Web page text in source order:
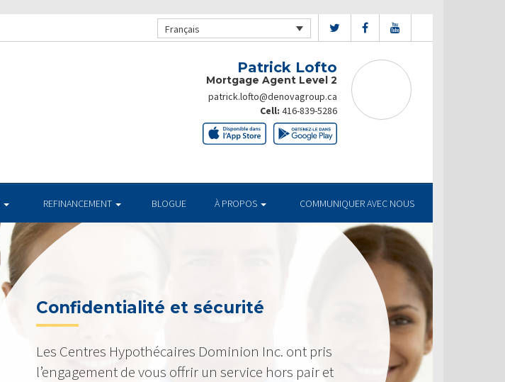
Français
Patrick Lofto
Mortgage Agent Level 2
patrick.lofto@denovagroup.ca
Cell: 416-839-5286
REFINANCEMENT BLOGUE À PROPOS COMMUNIQUER AVEC NOUS
Confidentialité et sécurité
Les Centres Hypothécaires Dominion Inc. ont pris
l’engagement de vous offrir un service hors pair et